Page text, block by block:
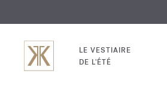
LE VESTIAIRE
DE L'ÉTÉ